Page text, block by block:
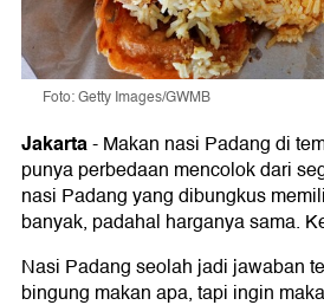
Foto: Getty Images/GWMB
Jakarta-Makan nasi Padang di
punya perbedaan mencolok dari
nasi Padang yang dibungkus
banyak, padahal harganya sama.
Nasi Padang seolah jadi jawaban
bingung makan apa, tapi ingin